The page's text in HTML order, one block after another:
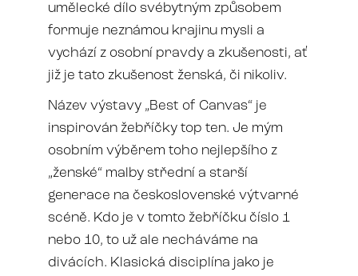
umělecké dílo svébytným způsobem
formuje neznámou krajinu mysli a
vychází z osobní pravdy a zkušenosti, ať
již je tato zkušenost ženská, či nikoliv.
Název výstavy „Best of Canvas“ je
inspirován žebříčky top ten. Je mým
osobním výběrem toho nejlepšího z
„ženské“ malby střední a starší
generace na československé výtvarné
scéně. Kdo je v tomto žebříčku číslo 1
nebo 10, to už ale necháváme na
divácích. Klasická disciplína jako je